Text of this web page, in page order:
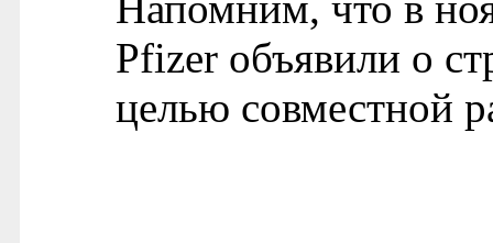
Pfizer объявили о
целью совместной